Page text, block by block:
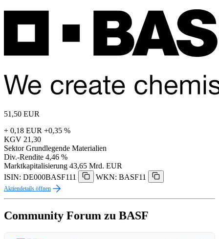
51,50 EUR
+ 0,18 EUR +0,35 %
KGV 21,30
Sektor Grundlegende Materialien
Div.-Rendite 4,46 %
Marktkapitalisierung 43,65 Mrd. EUR
ISIN: DE000BASF111
WKN: BASF11
Aktiendetails öffnen
Community Forum zu BASF